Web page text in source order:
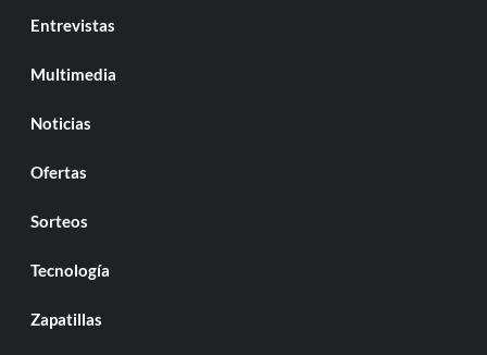
Entrevistas
Multimedia
Noticias
Ofertas
Sorteos
Tecnología
Zapatillas